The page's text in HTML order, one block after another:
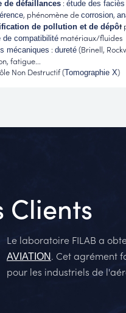
de défaillances: étude des faciès
, phénomène de corrosion,
de pollution et de dépôt
de compatibilitématériaux/fluides
mécaniques : dureté(Brinell,
fatigue...
Non Destructif (Tomographie X)
Clients
Le laboratoire FILAB a
AVIATION . Cet agrément
pour les industriels de